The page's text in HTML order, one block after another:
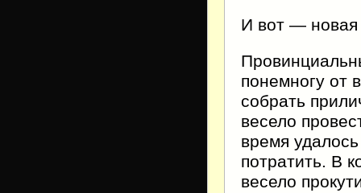
И вот — новая
понемногу от
собрать
весело
время
потратить. В
весело